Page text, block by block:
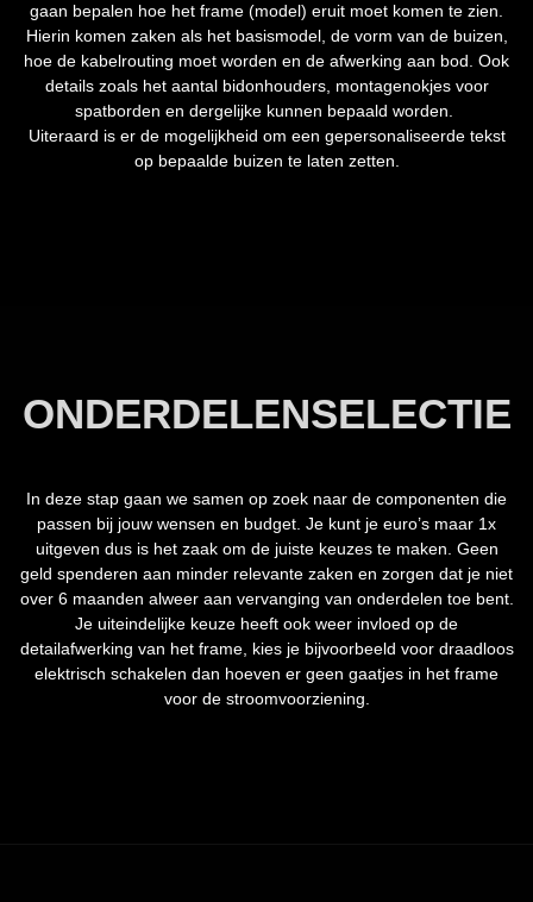
gaan bepalen hoe het frame (model) eruit moet komen te zien.
Hierin komen zaken als het basismodel, de vorm van de buizen,
hoe de kabelrouting moet worden en de afwerking aan bod. Ook
details zoals het aantal bidonhouders, montagenokjes voor
spatborden en dergelijke kunnen bepaald worden.
Uiteraard is er de mogelijkheid om een gepersonaliseerde tekst
op bepaalde buizen te laten zetten.
ONDERDELENSELECTIE
In deze stap gaan we samen op zoek naar de componenten die
passen bij jouw wensen en budget. Je kunt je euro’s maar 1x
uitgeven dus is het zaak om de juiste keuzes te maken. Geen
geld spenderen aan minder relevante zaken en zorgen dat je niet
over 6 maanden alweer aan vervanging van onderdelen toe bent.
Je uiteindelijke keuze heeft ook weer invloed op de
detailafwerking van het frame, kies je bijvoorbeeld voor draadloos
elektrisch schakelen dan hoeven er geen gaatjes in het frame
voor de stroomvoorziening.